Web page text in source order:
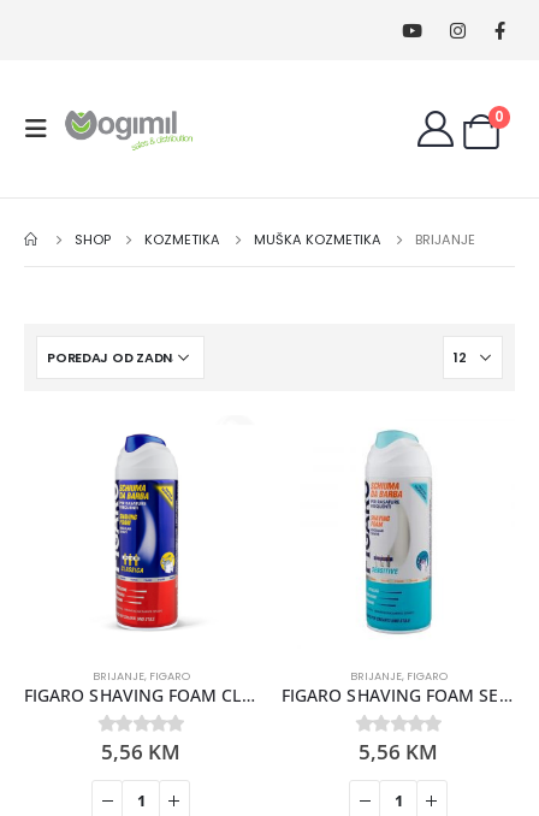
0
SHOP KOZMETIKA MUŠKA KOZMETIKA BRIJANJE
BRIJANJE, FIGARO
FIGARO SHAVING FOAM CLASSIC 400ML
0out of 5
5,56 KM
BRIJANJE, FIGARO
FIGARO SHAVING FOAM SENSITIVE 400ML
0out of 5
5,56 KM